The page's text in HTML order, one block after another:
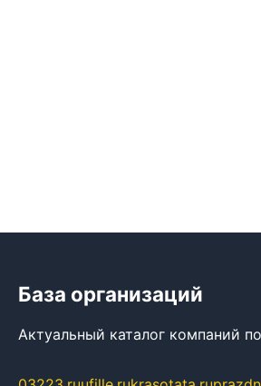
База организаций
Актуальный каталог компаний